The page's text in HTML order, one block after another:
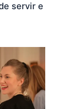
servir e